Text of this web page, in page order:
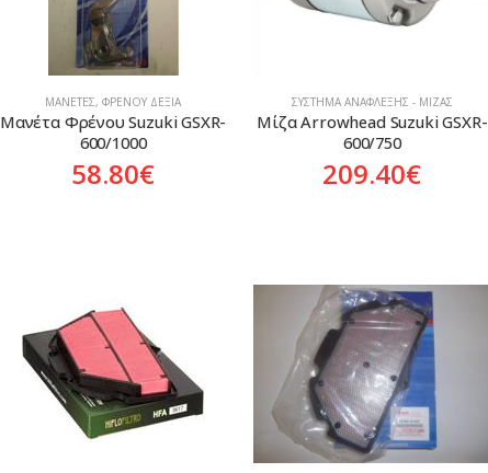
ΜΑΝΈΤΕΣ,ΦΡΈΝΟΥ ΔΕΞΙΆ
Μανέτα Φρένου Suzuki GSXR-
600/1000
58.80€
ΣΎΣΤΗΜΑ ΑΝΆΦΛΕΞΗΣ - ΜΊΖΑΣ
Μίζα Arrowhead Suzuki GSXR-
600/750
209.40€